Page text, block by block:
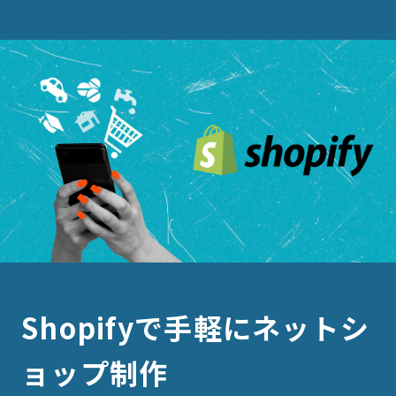
Shopifyで手軽にネットシ
ョップ制作